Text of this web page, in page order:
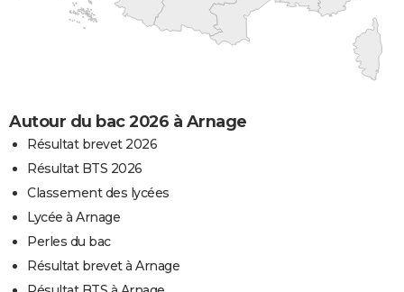
Autour du bac 2026 à Arnage
Résultat brevet 2026
Résultat BTS 2026
Classement des lycées
Lycée à Arnage
Perles du bac
Résultat brevet à Arnage